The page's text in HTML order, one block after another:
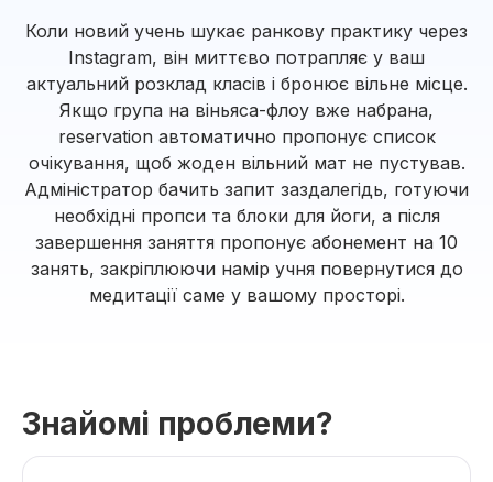
Коли новий учень шукає ранкову практику через
Instagram, він миттєво потрапляє у ваш
актуальний розклад класів і бронює вільне місце.
Якщо група на віньяса-флоу вже набрана,
reservation автоматично пропонує список
очікування, щоб жоден вільний мат не пустував.
Адміністратор бачить запит заздалегідь, готуючи
необхідні пропси та блоки для йоги, а після
завершення заняття пропонує абонемент на 10
занять, закріплюючи намір учня повернутися до
медитації саме у вашому просторі.
Знайомі проблеми?